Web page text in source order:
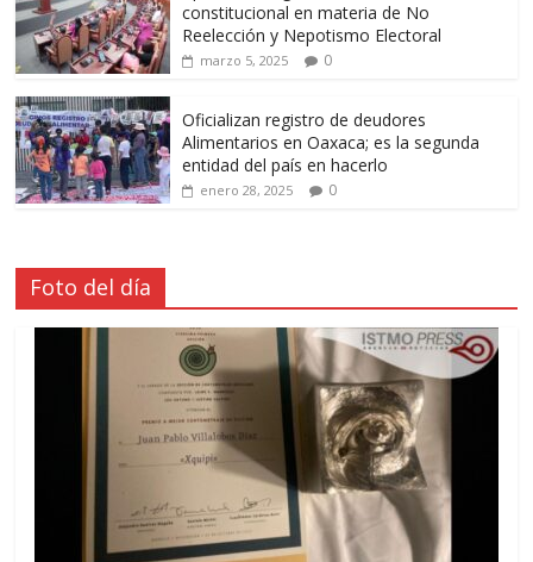
constitucional en materia de No
Reelección y Nepotismo Electoral
marzo 5, 2025 0
Oficializan registro de deudores
Alimentarios en Oaxaca; es la segunda
entidad del país en hacerlo
enero 28, 2025 0
Foto del día